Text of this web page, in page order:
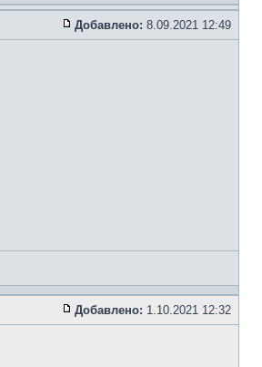
Добавлено: 8.09.2021 12:49
Добавлено: 1.10.2021 12:32